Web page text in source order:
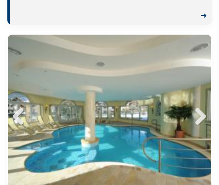
➜
Previ
ous
Next